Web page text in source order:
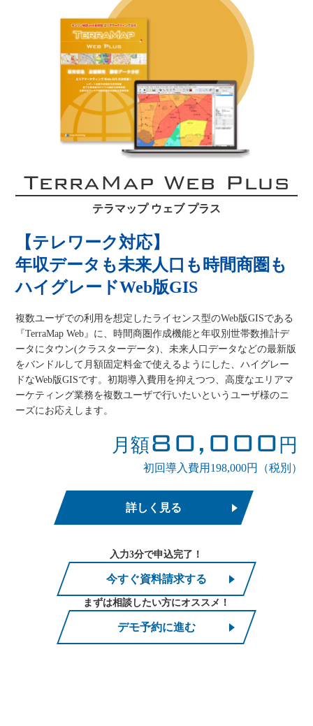
TerraMap Web Plus
テラマップ ウェブ プラス
【テレワーク対応】
年収データも未来人口も時間商圏も
ハイグレードWeb版GIS
複数ユーザでの利用を想定したライセンス型のWeb版GISである
『TerraMap Web』に、時間商圏作成機能と年収別世帯数推計デ
ータにタウン(クラスターデータ)、未来人口データなどの最新版
をバンドルして月額固定料金で使えるようにした、ハイグレー
ドなWeb版GISです。初期導入費用を抑えつつ、高度なエリアマ
ーケティング業務を複数ユーザで行いたいというユーザ様のニ
ーズにお応えします。
月額80,000 円
初回導入費用198,000円（税別）
詳しく見る
入力3分で申込完了！
今すぐ資料請求する
まずは相談したい方にオススメ！
デモ予約に進む